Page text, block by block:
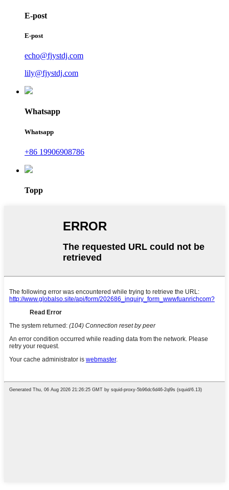
E-post
E-post
echo@fjystdj.com
lily@fjystdj.com
Whatsapp
Whatsapp
+86 19906908786
Topp